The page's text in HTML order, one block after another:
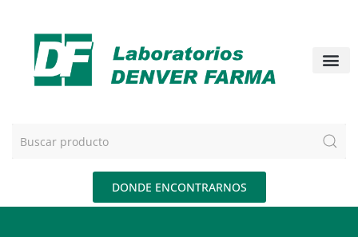
DONDE ENCONTRARNOS